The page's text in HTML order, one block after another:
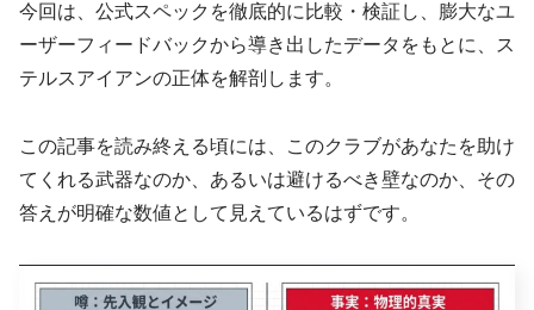
今回は、公式スペックを徹底的に比較・検証し、膨大なユ
ーザーフィードバックから導き出したデータをもとに、ス
テルスアイアンの正体を解剖します。
この記事を読み終える頃には、このクラブがあなたを助け
てくれる武器なのか、あるいは避けるべき壁なのか、その
答えが明確な数値として見えているはずです。